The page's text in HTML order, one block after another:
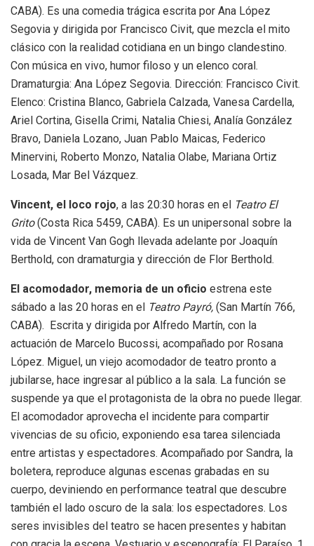
CABA). Es una comedia trágica escrita por Ana López
Segovia y dirigida por Francisco Civit, que mezcla el mito
clásico con la realidad cotidiana en un bingo clandestino.
Con música en vivo, humor filoso y un elenco coral.
Dramaturgia: Ana López Segovia. Dirección: Francisco Civit.
Elenco: Cristina Blanco, Gabriela Calzada, Vanesa Cardella,
Ariel Cortina, Gisella Crimi, Natalia Chiesi, Analía González
Bravo, Daniela Lozano, Juan Pablo Maicas, Federico
Minervini, Roberto Monzo, Natalia Olabe, Mariana Ortiz
Losada, Mar Bel Vázquez.
Vincent, el loco rojo, a las 20:30 horas en el Teatro El
Grito(Costa Rica 5459, CABA). Es un unipersonal sobre la
vida de Vincent Van Gogh llevada adelante por Joaquín
Berthold, con dramaturgia y dirección de Flor Berthold.
El acomodador, memoria de un oficio estrena este
sábado a las 20 horas en el Teatro Payró, (San Martín 766,
CABA). Escrita y dirigida por Alfredo Martín, con la
actuación de Marcelo Bucossi, acompañado por Rosana
López. Miguel, un viejo acomodador de teatro pronto a
jubilarse, hace ingresar al público a la sala. La función se
suspende ya que el protagonista de la obra no puede llegar.
El acomodador aprovecha el incidente para compartir
vivencias de su oficio, exponiendo esa tarea silenciada
entre artistas y espectadores. Acompañado por Sandra, la
boletera, reproduce algunas escenas grabadas en su
cuerpo, deviniendo en performance teatral que descubre
también el lado oscuro de la sala: los espectadores. Los
seres invisibles del teatro se hacen presentes y habitan